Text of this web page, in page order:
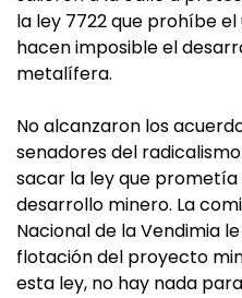
la ley 7722 que prohíbe
hacen imposible el
metalífera.
No alcanzaron los
senadores del
sacar la ley que
desarrollo minero. La
Nacional de la Vendimia
flotación del proyecto
esta ley, no hay nada